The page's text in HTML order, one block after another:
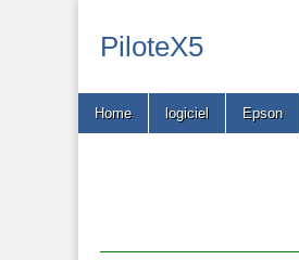
PiloteX5
Main
Skip
Home logiciel Epson